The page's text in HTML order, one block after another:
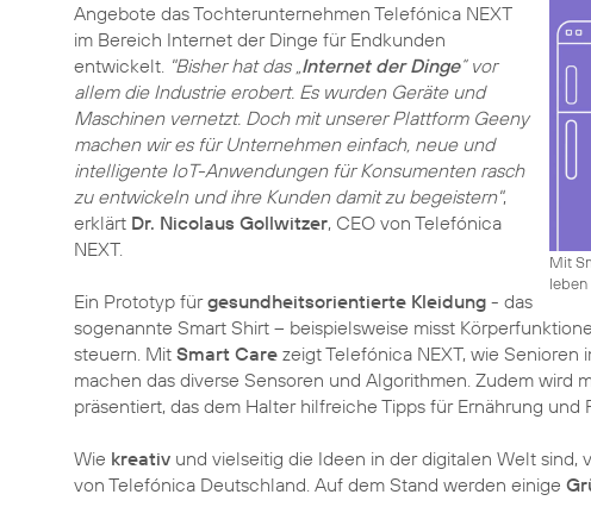
Mit
leben
Angebote das Tochterunternehmen Telefónica NEXT
im Bereich Internet der Dinge für Endkunden
entwickelt. "Bisher hat das „Internet der Dinge“ vor
allem die Industrie erobert. Es wurden Geräte und
Maschinen vernetzt. Doch mit unserer Plattform Geeny
machen wir es für Unternehmen einfach, neue und
intelligente IoT-Anwendungen für Konsumenten rasch
zu entwickeln und ihre Kunden damit zu begeistern",
erklärt Dr. Nicolaus Gollwitzer, CEO von Telefónica
NEXT.
Ein Prototyp fürgesundheitsorientierte Kleidung - das
sogenannte Smart Shirt – beispielsweise misst
steuern. Mit Smart Care zeigt Telefónica NEXT, wie
machen das diverse Sensoren und Algorithmen. Zudem wird
präsentiert, das dem Halter hilfreiche Tipps für Ernährung und
Wie kreativ und vielseitig die Ideen in der digitalen Welt sind,
von Telefónica Deutschland. Auf dem Stand werden einige